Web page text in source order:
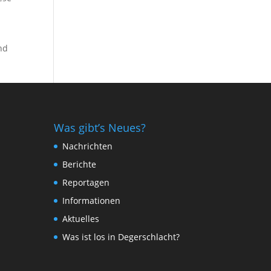
Was gibt’s Neues?
Nachrichten
Berichte
Reportagen
Informationen
Aktuelles
Was ist los in Degerschlacht?